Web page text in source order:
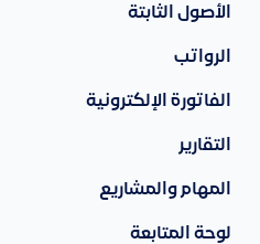
الأصول الثابتة
الرواتب
الفاتورة الإلكترونية
التقارير
المهام والمشاريع
لوحة المتابعة